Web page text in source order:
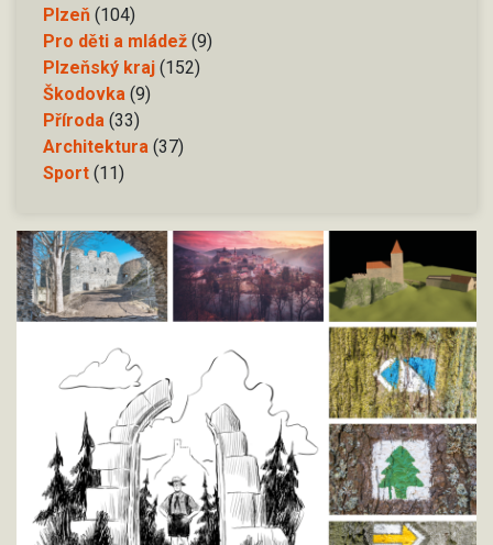
Plzeň (104)
Pro děti a mládež (9)
Plzeňský kraj (152)
Škodovka (9)
Příroda (33)
Architektura (37)
Sport (11)